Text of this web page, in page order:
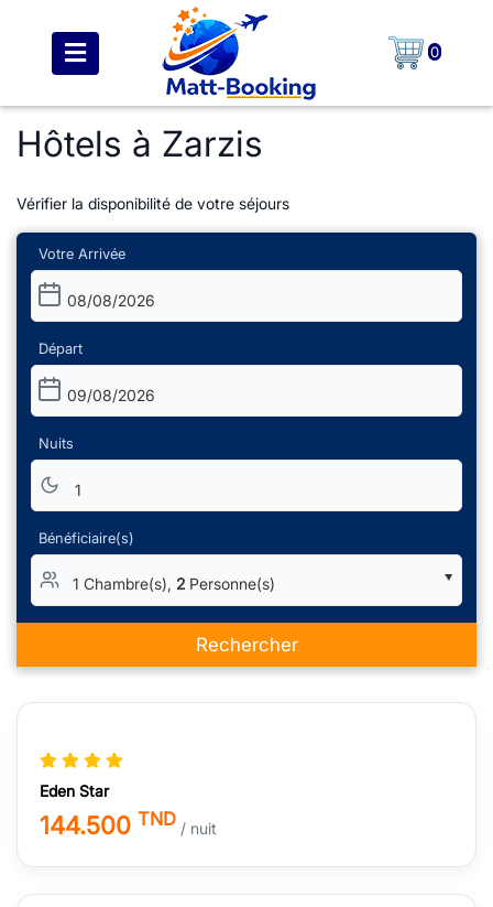
0
Hôtels à Zarzis
Vérifier la disponibilité de votre séjours
Votre Arrivée
08/08/2026
Départ
09/08/2026
Nuits
1
Bénéficiaire(s)
1 Chambre(s), 2 Personne(s)
Rechercher
Eden Star
144.500 TND / nuit